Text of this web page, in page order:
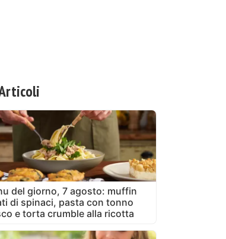
del giorno, 7 agosto: muffin
di spinaci, pasta con tonno
e torta crumble alla ricotta